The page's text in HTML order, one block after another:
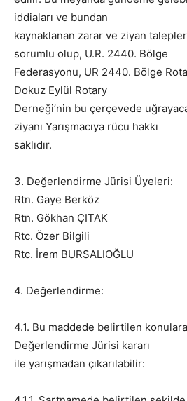
iddiaları ve bundan
kaynaklanan zarar ve ziyan
sorumlu olup, U.R. 2440. Bölge
Federasyonu, UR 2440. Bölge
Dokuz Eylül Rotary
Derneği’nin bu çerçevede
ziyanı Yarışmacıya rücu hakkı
saklıdır.
3. Değerlendirme Jürisi Üyeleri:
Rtn. Gaye Berköz
Rtn. Gökhan ÇITAK
Rtc. Özer Bilgili
Rtc. İrem BURSALIOĞLU
4. Değerlendirme:
4.1. Bu maddede belirtilen
Değerlendirme Jürisi kararı
ile yarışmadan çıkarılabilir: